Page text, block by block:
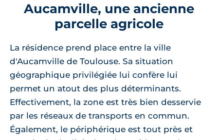
Aucamville, une ancienne
parcelle agricole
La résidence prend place entre la ville
d'Aucamville de Toulouse. Sa situation
géographique privilégiée lui confère lui
permet un atout des plus déterminants.
Effectivement, la zone est très bien desservie
par les réseaux de transports en commun.
Également, le périphérique est tout près et